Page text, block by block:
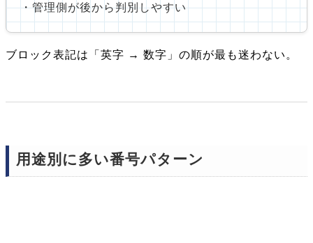
・管理側が後から判別しやすい
ブロック表記は「英字 → 数字」の順が最も迷わない。
用途別に多い番号パターン